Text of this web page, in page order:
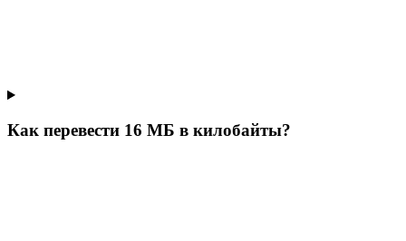
Как перевести 16 МБ в килобайты?